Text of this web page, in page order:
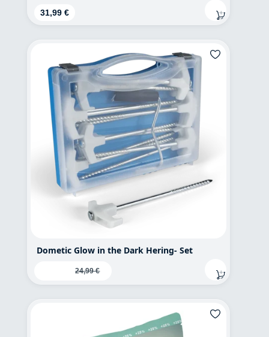
Regulärer Preis:
31,99 €
Dometic Glow in the Dark Hering- Set
Verkaufspreis:
Regulärer Preis:
24,99 €